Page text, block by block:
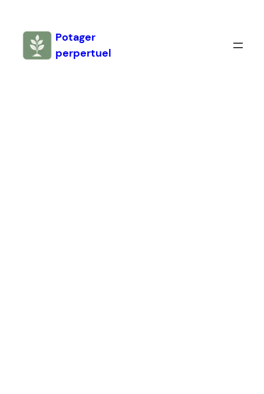
contenu
Potager
perpertuel